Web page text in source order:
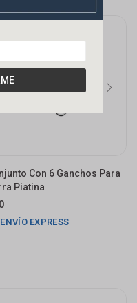
Con 6 Ganchos Para
Piatina
ENVÍO EXPRESS